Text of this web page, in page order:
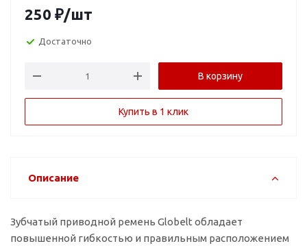
250 ₽/шт
Достаточно
В корзину
Купить в 1 клик
Описание
Зубчатый приводной ремень Globelt обладает
повышенной гибкостью и правильным расположением